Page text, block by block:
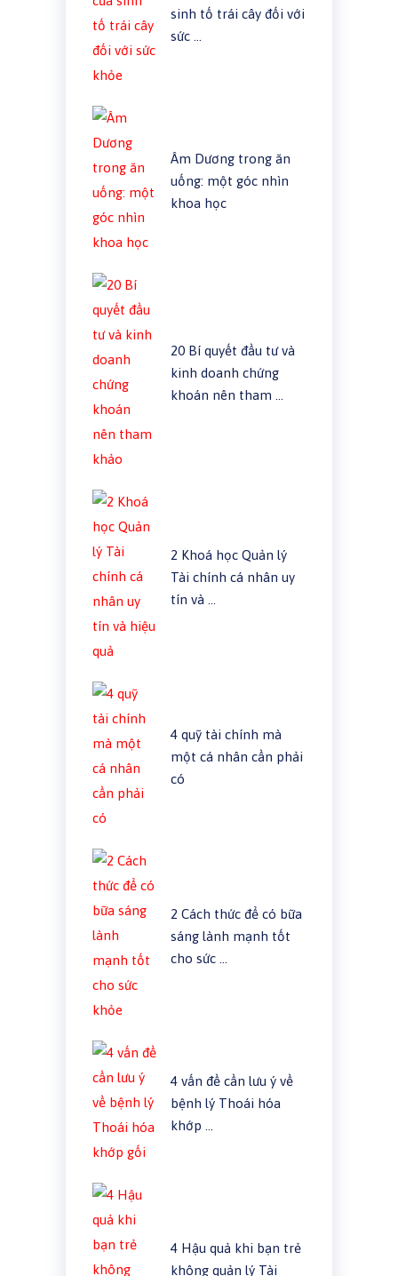
sinh tố trái cây đối với
sức …
Âm Dương trong ăn
uống: một góc nhìn
khoa học
20 Bí quyết đầu tư và
kinh doanh chứng
khoán nên tham …
2 Khoá học Quản lý
Tài chính cá nhân uy
tín và …
4 quỹ tài chính mà
một cá nhân cần phải
có
2 Cách thức để có bữa
sáng lành mạnh tốt
cho sức …
4 vấn đề cần lưu ý về
bệnh lý Thoái hóa
khớp …
4 Hậu quả khi bạn trẻ
không quản lý Tài